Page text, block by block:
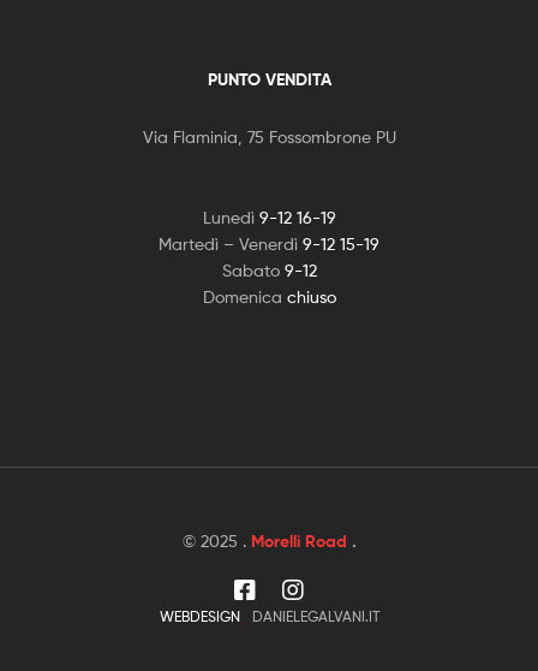
PUNTO VENDITA
Via Flaminia, 75 Fossombrone PU
Lunedì 9-12 16-19
Martedì – Venerdì 9-12 15-19
Sabato 9-12
Domenica chiuso
© 2025 . Morelli Road .
WEBDESIGN DANIELEGALVANI.IT